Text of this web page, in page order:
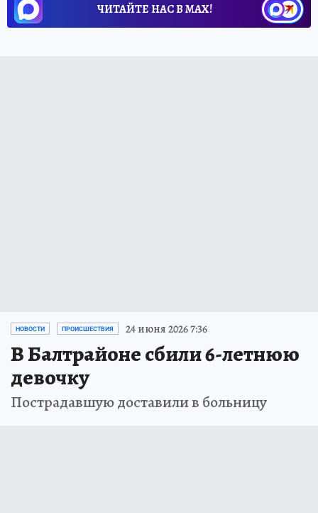
ЧИТАЙТЕ НАС В МАХ!
НОВОСТИ ПРОИСШЕСТВИЯ 24 июня 2026 7:36
В Балтрайоне сбили 6-летнюю
девочку
Пострадавшую доставили в больницу